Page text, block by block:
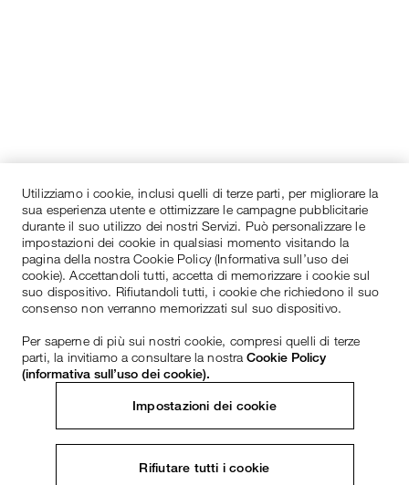
Utilizziamo i cookie, inclusi quelli di terze parti, per migliorare la
sua esperienza utente e ottimizzare le campagne pubblicitarie
durante il suo utilizzo dei nostri Servizi. Può personalizzare le
impostazioni dei cookie in qualsiasi momento visitando la
pagina della nostra Cookie Policy (Informativa sull’uso dei
cookie). Accettandoli tutti, accetta di memorizzare i cookie sul
suo dispositivo. Rifiutandoli tutti, i cookie che richiedono il suo
consenso non verranno memorizzati sul suo dispositivo.
Per saperne di più sui nostri cookie, compresi quelli di terze
parti, la invitiamo a consultare la nostraCookie Policy
(informativa sull’uso dei cookie).
Impostazioni dei cookie
Rifiutare tutti i cookie